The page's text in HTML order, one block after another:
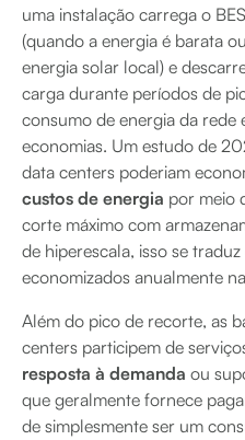
uma instalação carrega o
(quando a energia é barata
energia solar local) e
carga durante períodos de
consumo de energia da rede
economias. Um estudo de
data centers poderiam
custos de energia por meio
corte máximo com
de hiperescala, isso se
economizados anualmente
Além do pico de recorte, as
centers participem de
resposta à demanda ou
que geralmente fornece
de simplesmente ser um